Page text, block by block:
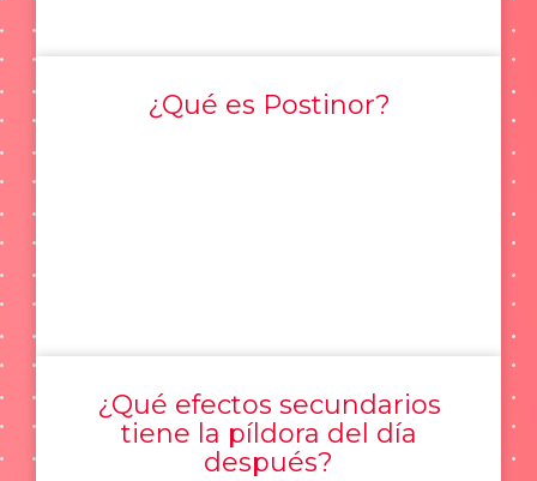
¿Qué es Postinor?
¿Qué efectos secundarios
tiene la píldora del día
después?